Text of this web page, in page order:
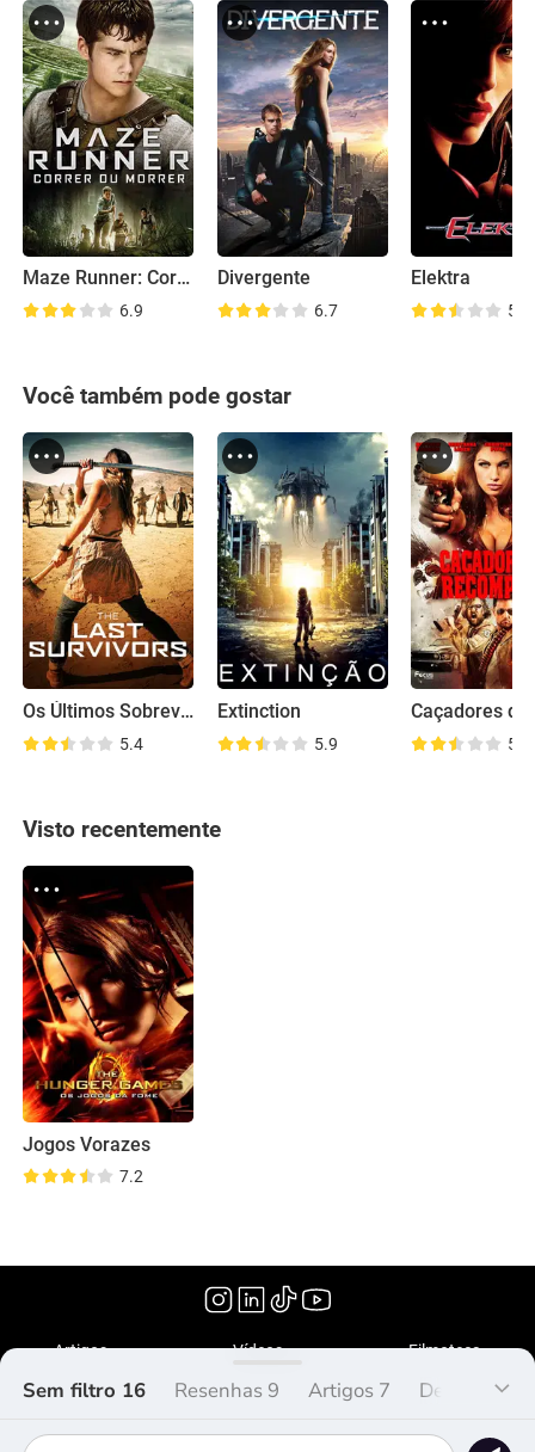
Maze Runner: Correr ou Morrer
6.9
Divergente
6.7
Elektra
5.1
Você também pode gostar
Os Últimos Sobreviventes
5.4
Extinction
5.9 5.5
Visto recentemente
Jogos Vorazes
7.2
(2012)
Sem filtro 16 Resenhas 9 Artigos 7 Debate 0
Artigos Vídeos Filmoteca
O que é Peliplat?